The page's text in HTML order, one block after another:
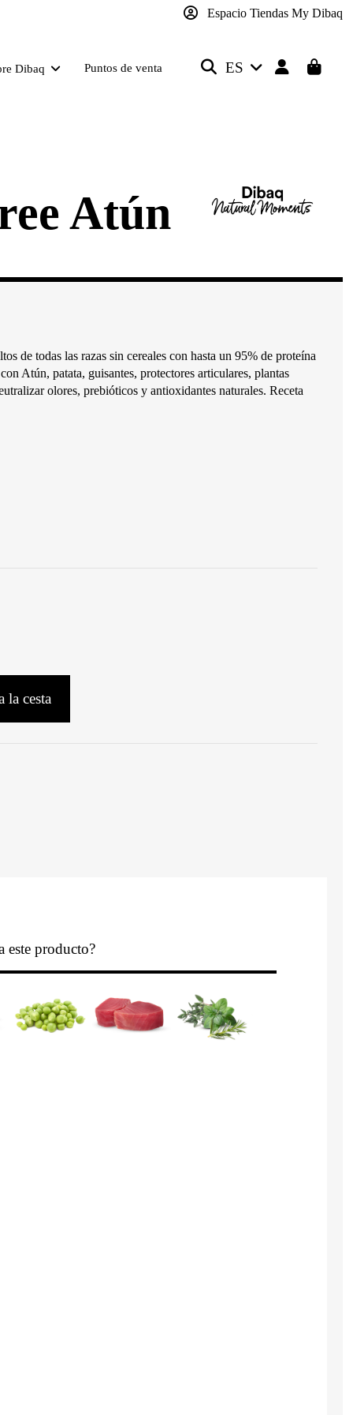
Espacio Tiendas My Dibaq
Dibaq Puntos de venta ES
Atún
de todas las razas sin cereales con hasta un 95% de proteína
Atún, patata, guisantes, protectores articulares, plantas
olores, prebióticos y antioxidantes naturales. Receta
la cesta
este producto?